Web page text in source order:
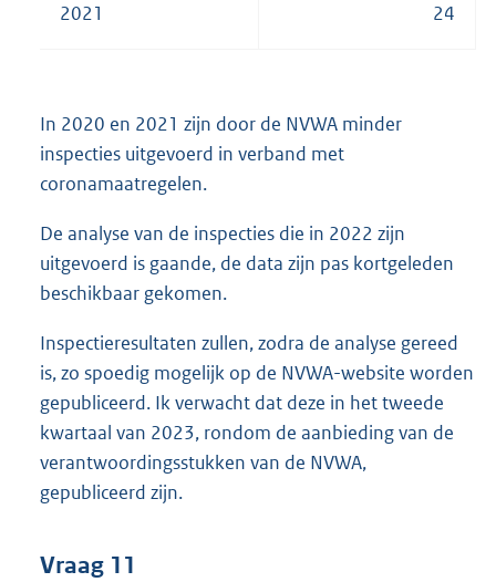
2021 24
In 2020 en 2021 zijn door de NVWA minder
inspecties uitgevoerd in verband met
coronamaatregelen.
De analyse van de inspecties die in 2022 zijn
uitgevoerd is gaande, de data zijn pas kortgeleden
beschikbaar gekomen.
Inspectieresultaten zullen, zodra de analyse gereed
is, zo spoedig mogelijk op de NVWA-website worden
gepubliceerd. Ik verwacht dat deze in het tweede
kwartaal van 2023, rondom de aanbieding van de
verantwoordingsstukken van de NVWA,
gepubliceerd zijn.
Vraag 11